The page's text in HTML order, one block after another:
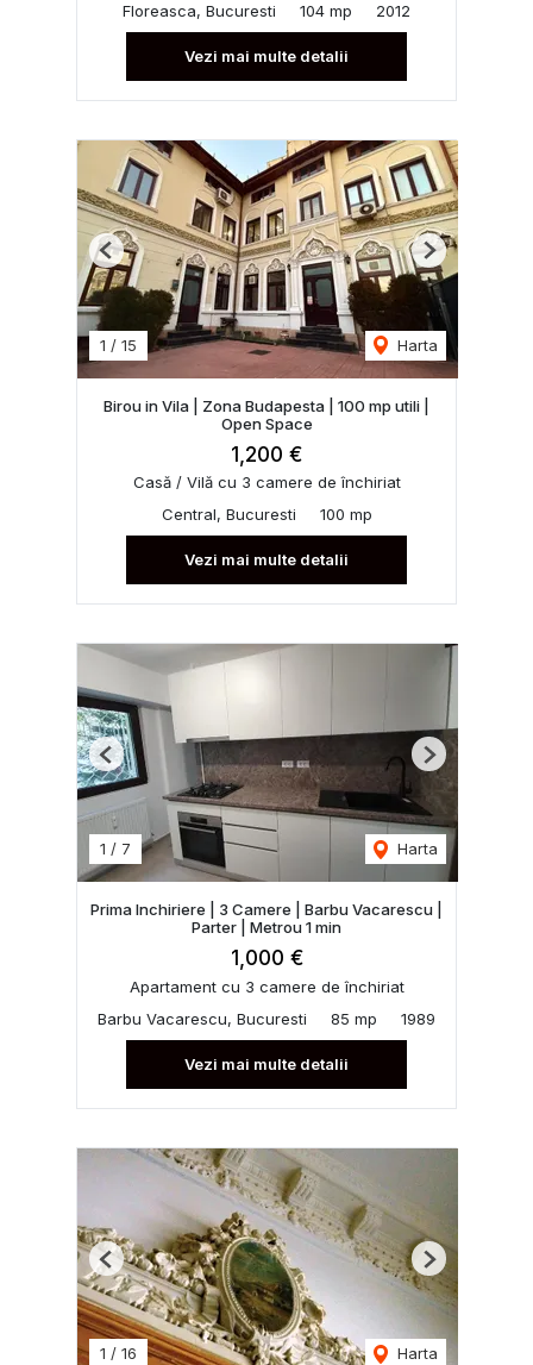
Floreasca, Bucuresti 104 mp 2012
Vezi mai multe detalii
1 / 15 Harta
Previous Next
Birou in Vila | Zona Budapesta | 100 mp utili |
Open Space
1,200 €
Casă / Vilă cu 3 camere de închiriat
Central, Bucuresti
100 mp
Vezi mai multe detalii
1 / 7 Harta
Previous Next
Prima Inchiriere | 3 Camere | Barbu Vacarescu |
Parter | Metrou 1 min
1,000 €
Apartament cu 3 camere de închiriat
Barbu Vacarescu, Bucuresti
85 mp 1989
Vezi mai multe detalii
1 / 16 Harta
Previous Next